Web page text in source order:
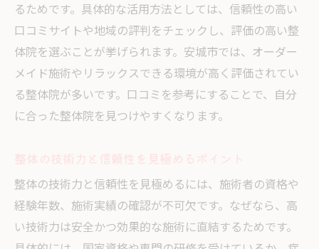
るためです。具体的な活用方法としては、信頼性の高い
口コミサイトや地域の評判をチェックし、評価の高い整
体院を選ぶことが挙げられます。安城市では、オーダー
メイド施術やリラックスできる環境が高く評価されてい
る整体院が多いです。口コミを参考にすることで、自分
に合った整体院を見つけやすくなります。
整体の技術力と信頼性を見極めるには、施術者の資格や
経験年数、施術実績の確認が不可欠です。なぜなら、高
い技術力は安全かつ効果的な施術に直結するためです。